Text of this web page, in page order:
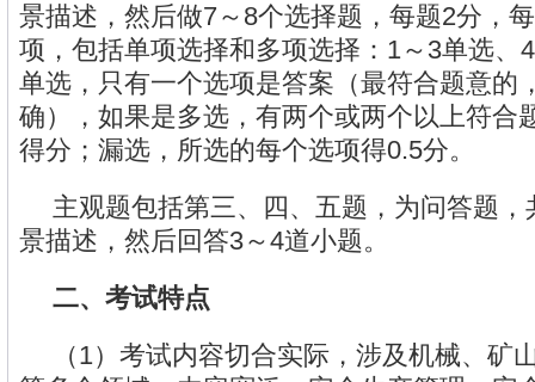
景描述，然后做7～8个选择题，每题2分，
项，包括单项选择和多项选择：1～3单选、
单选，只有一个选项是答案（最符合题意的
确），如果是多选，有两个或两个以上符合
得分；漏选，所选的每个选项得0.5分。
主观题包括第三、四、五题，为问答题
景描述，然后回答3～4道小题。
二、考试特点
（1）考试内容切合实际，涉及机械、矿